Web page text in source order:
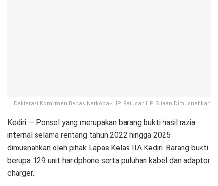
Deklarasi Komitmen Bebas Narkoba - HP, Ratusan HP Sitaan Dimusnahkan
Kediri — Ponsel yang merupakan barang bukti hasil razia
internal selama rentang tahun 2022 hingga 2025
dimusnahkan oleh pihak Lapas Kelas IIA Kediri. Barang bukti
berupa 129 unit handphone serta puluhan kabel dan adaptor
charger.